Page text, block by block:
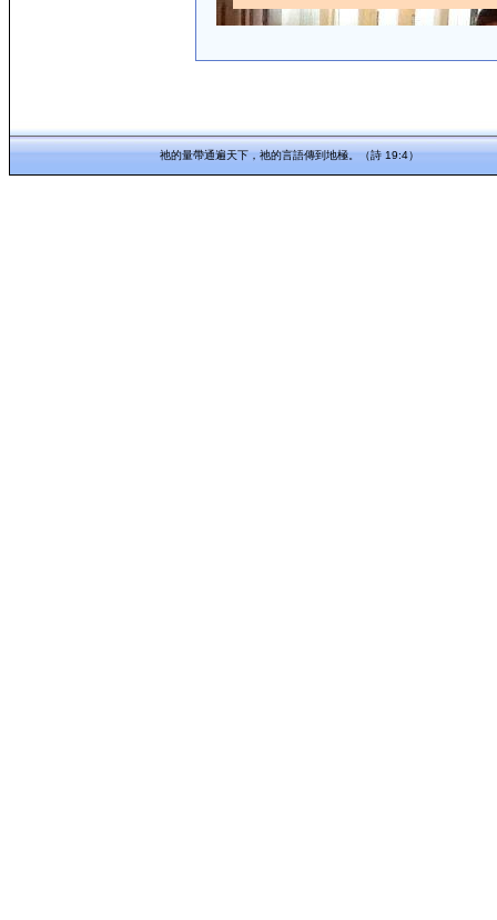
祂的量帶通遍天下，祂的言語傳到地極。（詩 19:4）